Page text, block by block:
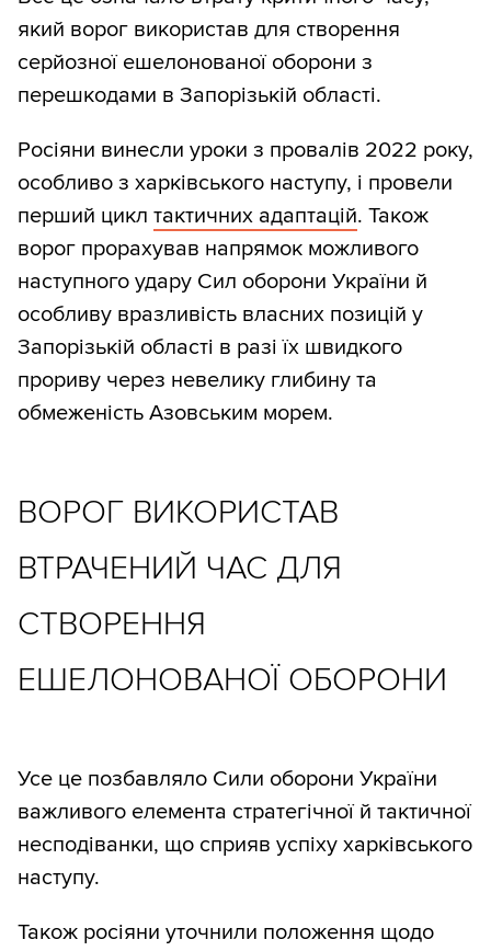
який ворог використав для створення
серйозної ешелонованої оборони з
перешкодами в Запорізькій області.
Росіяни винесли уроки з провалів 2022 року,
особливо з харківського наступу, і провели
перший цикл тактичних адаптацій. Також
ворог прорахував напрямок можливого
наступного удару Сил оборони України й
особливу вразливість власних позицій у
Запорізькій області в разі їх швидкого
прориву через невелику глибину та
обмеженість Азовським морем.
ВОРОГ ВИКОРИСТАВ
ВТРАЧЕНИЙ ЧАС ДЛЯ
СТВОРЕННЯ
ЕШЕЛОНОВАНОЇ ОБОРОНИ
Усе це позбавляло Сили оборони України
важливого елемента стратегічної й тактичної
несподіванки, що сприяв успіху харківського
наступу.
Також росіяни уточнили положення щодо